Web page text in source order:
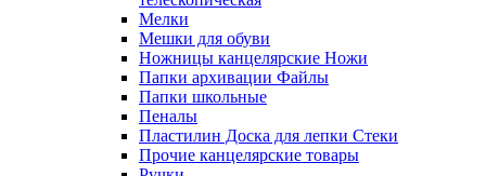
Мелки
Мешки для обуви
Ножницы канцелярские Ножи
Папки архивации Файлы
Папки школьные
Пеналы
Пластилин Доска для лепки Стеки
Прочие канцелярские товары